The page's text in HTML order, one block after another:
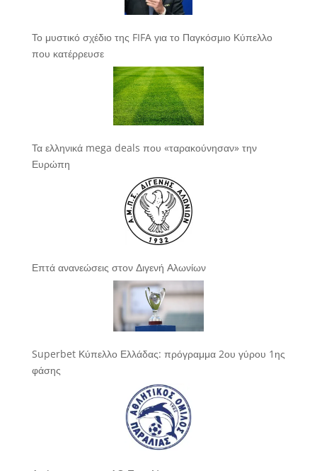
Το μυστικό σχέδιο της FIFA για το Παγκόσμιο Κύπελλο
που κατέρρευσε
Τα ελληνικά mega deals που «ταρακούνησαν» την
Ευρώπη
Επτά ανανεώσεις στον Διγενή Αλωνίων
Superbet Κύπελλο Ελλάδας: πρόγραμμα 2ου γύρου 1ης
φάσης